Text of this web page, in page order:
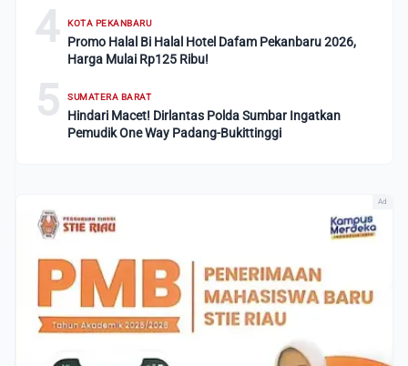
4 KOTA PEKANBARU
Promo Halal Bi Halal Hotel Dafam Pekanbaru 2026,
Harga Mulai Rp125 Ribu!
5 SUMATERA BARAT
Hindari Macet! Dirlantas Polda Sumbar Ingatkan
Pemudik One Way Padang-Bukittinggi
Ad